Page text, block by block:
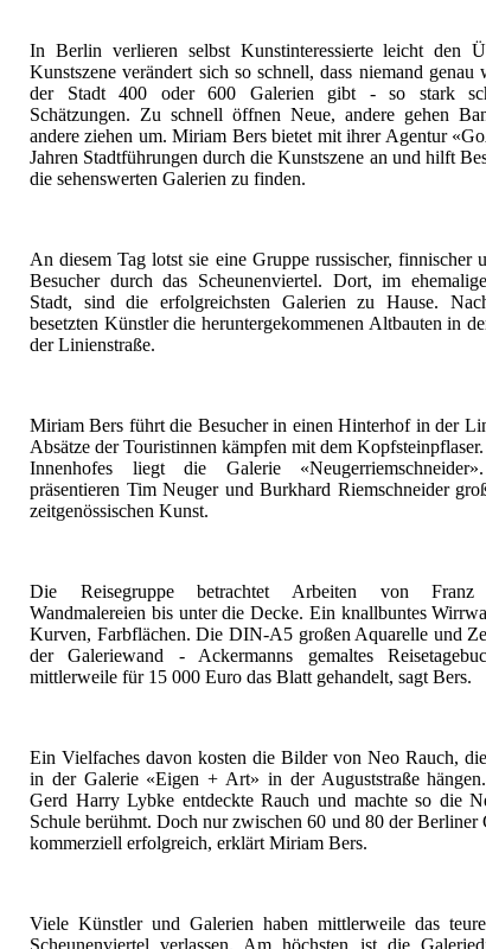
In Berlin verlieren selbst Kunstinteressierte leicht den
Kunstszene verändert sich so schnell, dass niemand genau
der Stadt 400 oder 600 Galerien gibt - so stark
Schätzungen. Zu schnell öffnen Neue, andere gehen
andere ziehen um. Miriam Bers bietet mit ihrer Agentur
Jahren Stadtführungen durch die Kunstszene an und hilft
die sehenswerten Galerien zu finden.
An diesem Tag lotst sie eine Gruppe russischer, finnischer
Besucher durch das Scheunenviertel. Dort, im
Stadt, sind die erfolgreichsten Galerien zu Hause.
besetzten Künstler die heruntergekommenen Altbauten in
der Linienstraße.
Miriam Bers führt die Besucher in einen Hinterhof in der
Absätze der Touristinnen kämpfen mit dem
Innenhofes liegt die Galerie
präsentieren Tim Neuger und Burkhard Riemschneider
zeitgenössischen Kunst.
Die Reisegruppe betrachtet Arbeiten von Franz
Wandmalereien bis unter die Decke. Ein knallbuntes
Kurven, Farbflächen. Die DIN-A5 großen Aquarelle und
der Galeriewand - Ackermanns gemaltes
mittlerweile für 15 000 Euro das Blatt gehandelt, sagt Bers.
Ein Vielfaches davon kosten die Bilder von Neo Rauch,
in der Galerie «Eigen + Art» in der Auguststraße
Gerd Harry Lybke entdeckte Rauch und machte so die
Schule berühmt. Doch nur zwischen 60 und 80 der Berliner
kommerziell erfolgreich, erklärt Miriam Bers.
Viele Künstler und Galerien haben mittlerweile das
Scheunenviertel verlassen. Am höchsten ist die